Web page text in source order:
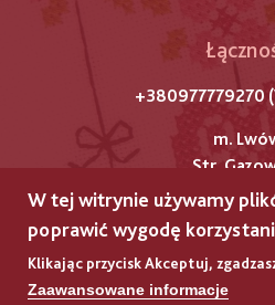
+380977779270
m.
Str.
Wszelkie prawa
Prawa
W tej witrynie używamy
poprawić wygodę
Klikając przycisk Akceptuj,
Zaawansowane informacje